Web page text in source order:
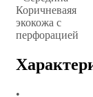
Коричневаяя
экокожа с
перфорацией
•